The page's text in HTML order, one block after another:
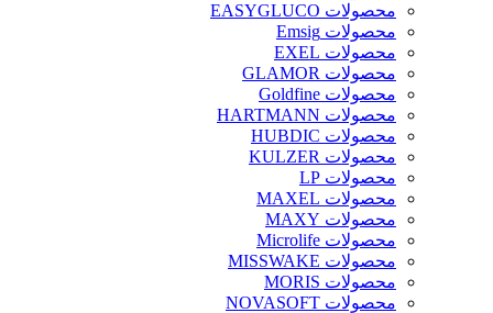
محصولات EASYGLUCO
محصولات Emsig
محصولات EXEL
محصولات GLAMOR
محصولات Goldfine
محصولات HARTMANN
محصولات HUBDIC
محصولات KULZER
محصولات LP
محصولات MAXEL
محصولات MAXY
محصولات Microlife
محصولات MISSWAKE
محصولات MORIS
محصولات NOVASOFT